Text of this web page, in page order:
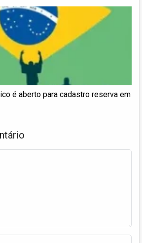
é aberto para cadastro reserva em